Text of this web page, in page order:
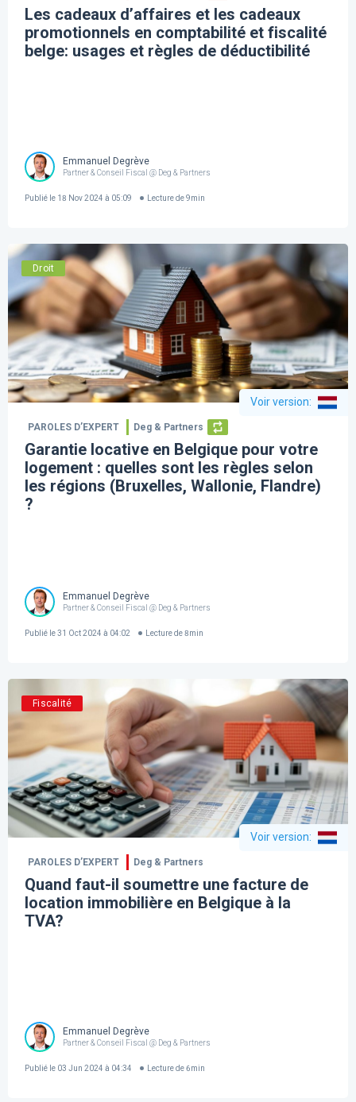
Les cadeaux d’affaires et les cadeaux
promotionnels en comptabilité et fiscalité
belge: usages et règles de déductibilité
Emmanuel Degrève
Partner & Conseil Fiscal @ Deg & Partners
Publié le 18 Nov 2024 à 05:09 Lecture de 9min
Droit
Voir version:
PAROLES D’EXPERT Deg & Partners
Garantie locative en Belgique pour votre
logement : quelles sont les règles selon
les régions (Bruxelles, Wallonie, Flandre)
?
Emmanuel Degrève
Partner & Conseil Fiscal @ Deg & Partners
Publié le31 Oct 2024 à 04:02 Lecture de 8min
Fiscalité
Voir version:
PAROLES D’EXPERT Deg & Partners
Quand faut-il soumettre une facture de
location immobilière en Belgique à la
TVA?
Emmanuel Degrève
Partner & Conseil Fiscal @ Deg & Partners
Publié le 03 Jun 2024 à 04:34 Lecture de 6min